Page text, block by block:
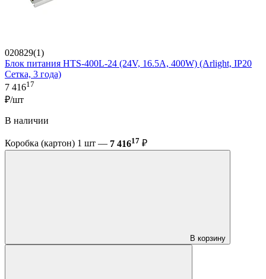
020829(1)
Блок питания HTS-400L-24 (24V, 16.5A, 400W) (Arlight, IP20
Сетка, 3 года)
7 41617
₽/шт
В наличии
Коробка (картон) 1 шт — 7 41617 ₽
В корзину